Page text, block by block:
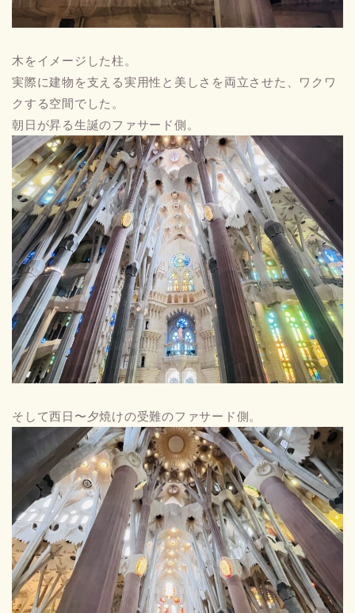
木をイメージした柱。
実際に建物を支える実用性と美しさを両立させた、ワクワ
クする空間でした。
朝日が昇る生誕のファサード側。
そして西日〜夕焼けの受難のファサード側。